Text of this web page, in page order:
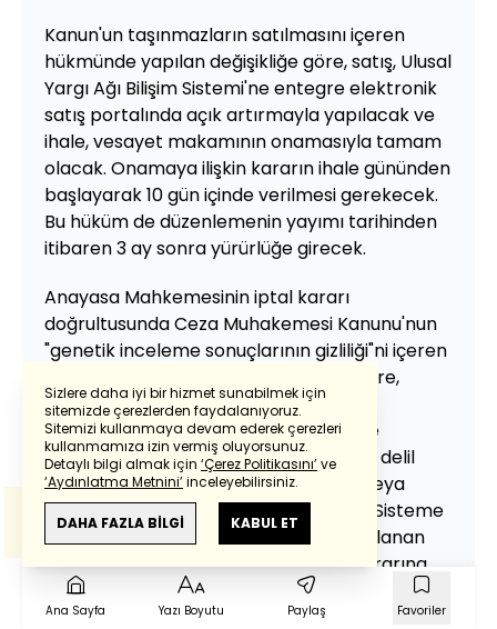
Kanun'un taşınmazların satılmasını içeren
hükmünde yapılan değişikliğe göre, satış, Ulusal
Yargı Ağı Bilişim Sistemi'ne entegre elektronik
satış portalında açık artırmayla yapılacak ve
ihale, vesayet makamının onamasıyla tamam
olacak. Onamaya ilişkin kararın ihale gününden
başlayarak 10 gün içinde verilmesi gerekecek.
Bu hüküm de düzenlemenin yayımı tarihinden
itibaren 3 ay sonra yürürlüğe girecek.
Anayasa Mahkemesinin iptal kararı
doğrultusunda Ceza Muhakemesi Kanunu'nun
"genetik inceleme sonuçlarının gizliliği"ni içeren
hükmünde değişikliğe gidiliyor. Buna göre,
inceleme sonuçları kimlik bilgilerinden
arındırılmış şekilde mahsus bir sisteme
kaydedilecek ve bir örneği dosyasında delil
olarak saklanmak üzere soruşturma veya
kovuşturma makamına gönderilecek. Sisteme
kaydedilen ve dosyada delil olarak saklanan
bilgiler, kovuşturmaya yer olmadığı kararına
itiraz süresinin dolması, itirazın reddi, beraat
veya ceza verilmesine yer olmadığı kararının
Ana Sayfa Yazı Boyutu Paylaş Favoriler
Sizlere daha iyi bir hizmet sunabilmek için
sitemizde çerezlerden faydalanıyoruz.
Sitemizi kullanmaya devam ederek çerezleri
kullanmamıza izin vermiş oluyorsunuz.
Detaylı bilgi almak için ‘Çerez Politikasını’ve
‘Aydınlatma Metnini’inceleyebilirsiniz.
DAHA FAZLA BİLGİ KABUL ET
Powered by Translate
Bu çevirideGoogle Transletekullanılmıştır.
Anlam ve çeviri hatalarından
haberturk.com
sorumlu değildir.